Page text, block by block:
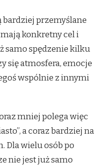
bardziej przemyślane
konkretny cel i
samo spędzenie kilku
się atmosfera, emocje
wspólnie z innymi
mniej polega więc
a coraz bardziej na
Dla wielu osób po
nie jest już samo